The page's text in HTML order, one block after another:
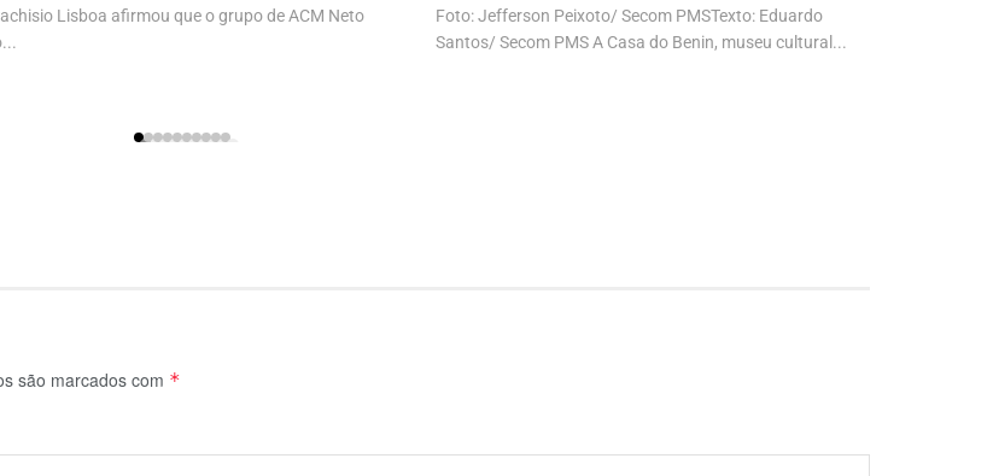
Lisboa afirmou que o grupo de ACM Neto
Foto: Jefferson Peixoto/ Secom PMSTexto: Eduardo
Santos/ Secom PMS A Casa do Benin, museu cultural...
são marcados com *